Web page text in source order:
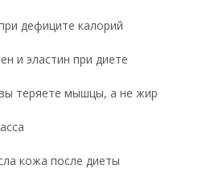
дефиците калорий
и эластин при диете
теряете мышцы, а не жир
кожа после диеты